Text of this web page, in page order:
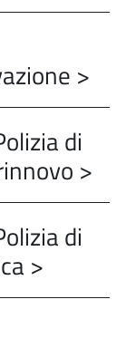
>
di
>
di
>